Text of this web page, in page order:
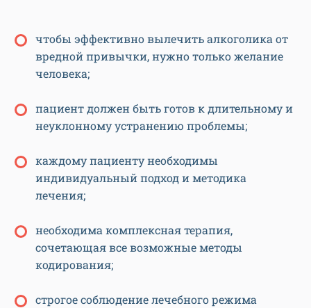
чтобы эффективно вылечить алкоголика от
вредной привычки, нужно только желание
человека;
пациент должен быть готов к длительному и
неуклонному устранению проблемы;
каждому пациенту необходимы
индивидуальный подход и методика
лечения;
необходима комплексная терапия,
сочетающая все возможные методы
кодирования;
строгое соблюдение лечебного режима